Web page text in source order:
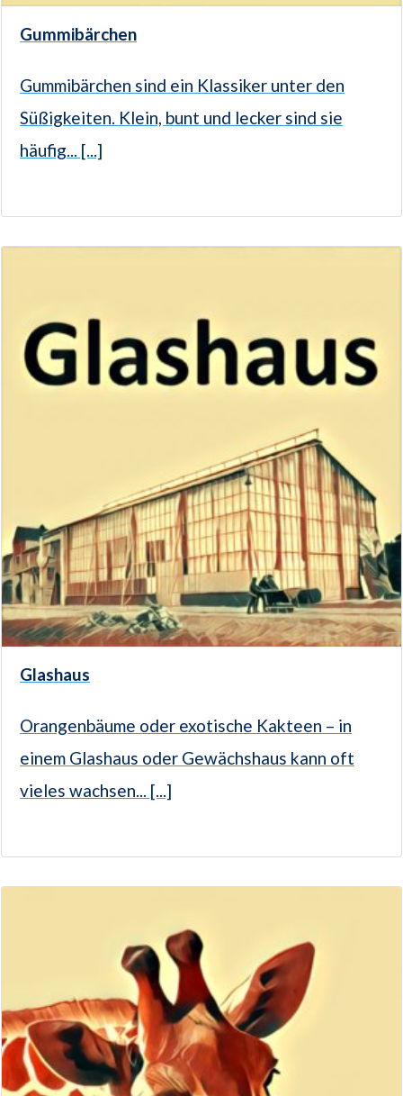
Gummibärchen
Gummibärchen sind ein Klassiker unter den
Süßigkeiten. Klein, bunt und lecker sind sie
häufig... [...]
Glashaus
Orangenbäume oder exotische Kakteen – in
einem Glashaus oder Gewächshaus kann oft
vieles wachsen... [...]